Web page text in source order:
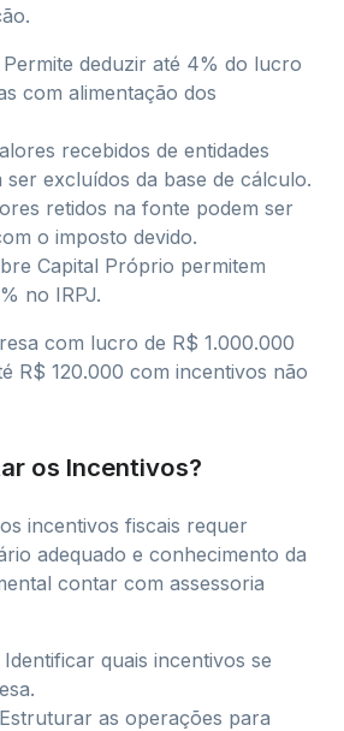
Permite deduzir até 4% do lucro
com alimentação dos
recebidos de entidades
ser excluídos da base de cálculo.
retidos na fonte podem ser
o imposto devido.
Capital Próprio permitem
no IRPJ.
com lucro de R$ 1.000.000
R$ 120.000 com incentivos não
os Incentivos?
incentivos fiscais requer
adequado e conhecimento da
contar com assessoria
Identificar quais incentivos se
Estruturar as operações para